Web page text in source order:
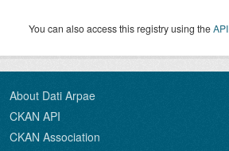
You can also access this registry using theAPI
About Dati Arpae
CKAN API
CKAN Association